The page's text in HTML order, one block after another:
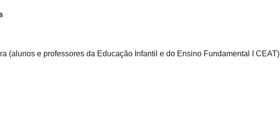
(alunos e professores da Educação Infantil e do Ensino Fundamental I CEAT)